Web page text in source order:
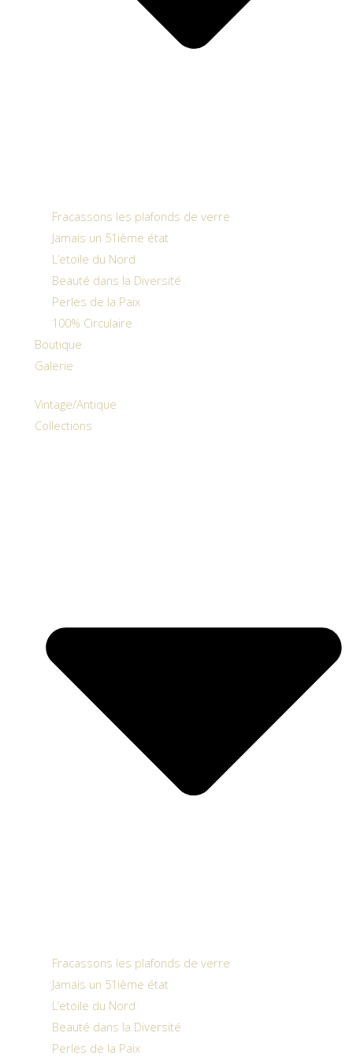
Fracassons les plafonds de verre
Jamais un 51ième état
L’etoile du Nord
Beauté dans la Diversité
Perles de la Paix
100% Circulaire
Boutique
Galerie
Vintage/Antique
Collections
Fracassons les plafonds de verre
Jamais un 51ième état
L’etoile du Nord
Beauté dans la Diversité
Perles de la Paix